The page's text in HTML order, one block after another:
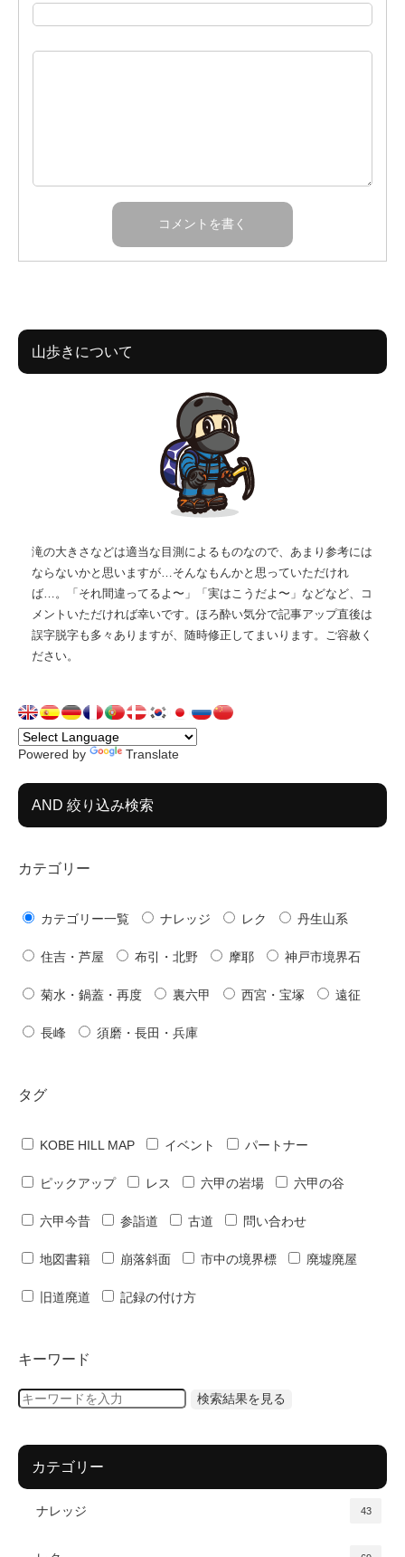
山歩きについて
滝の大きさなどは適当な目測によるものなので、あまり参考には
ならないかと思いますが…そんなもんかと思っていただけれ
ば…。「それ間違ってるよ〜」「実はこうだよ〜」などなど、コ
メントいただければ幸いです。ほろ酔い気分で記事アップ直後は
誤字脱字も多々ありますが、随時修正してまいります。ご容赦く
ださい。
Powered by Translate
AND 絞り込み検索
カテゴリー
カテゴリー一覧 ナレッジ レク 丹生山系
住吉・芦屋 布引・北野 摩耶 神戸市境界石
菊水・鍋蓋・再度 裏六甲 西宮・宝塚 遠征
長峰 須磨・長田・兵庫
タグ
KOBE HILL MAP イベント パートナー
ピックアップ レス 六甲の岩場 六甲の谷
六甲今昔 参詣道 古道 問い合わせ
地図書籍 崩落斜面 市中の境界標 廃墟廃屋
旧道廃道 記録の付け方
キーワード
カテゴリー
ナレッジ 43